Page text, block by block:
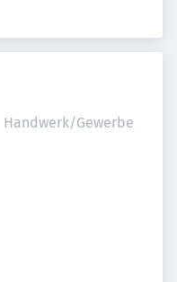
Handwerk/Gewerbe